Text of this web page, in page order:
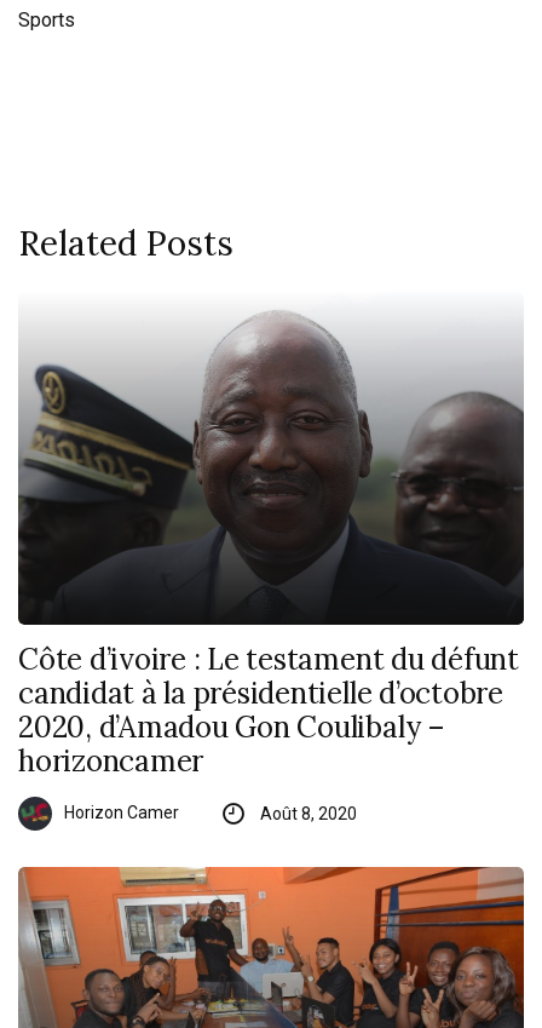
Sports
Related Posts
Côte d’ivoire : Le testament du défunt
candidat à la présidentielle d’octobre
2020, d’Amadou Gon Coulibaly –
horizoncamer
Horizon Camer Août 8, 2020